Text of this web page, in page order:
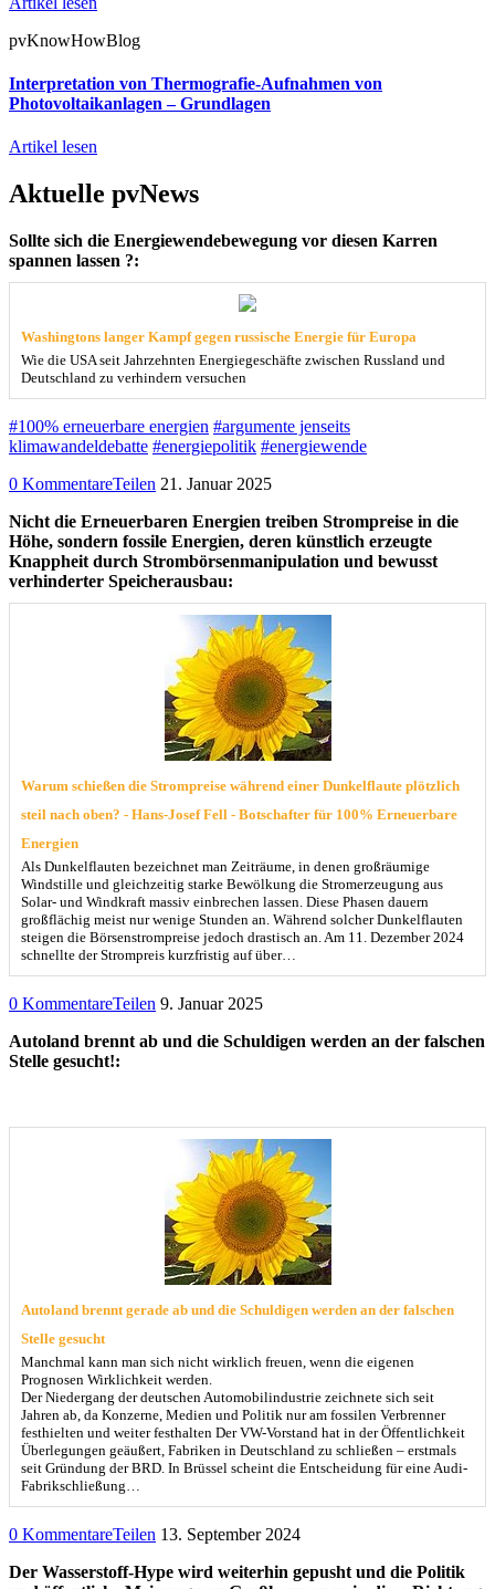
pvKnowHowBlog
Interpretation von Thermografie-Aufnahmen von
Photovoltaikanlagen – Grundlagen
Artikel lesen
Aktuelle pvNews
Sollte sich die Energiewendebewegung vor diesen Karren
spannen lassen ?:
Washingtons langer Kampf gegen russische Energie für Europa
Wie die USA seit Jahrzehnten Energiegeschäfte zwischen Russland und
Deutschland zu verhindern versuchen
#100% erneuerbare energien #argumente jenseits
klimawandeldebatte #energiepolitik #energiewende
0 KommentareTeilen 21. Januar 2025
Nicht die Erneuerbaren Energien treiben Strompreise in die
Höhe, sondern fossile Energien, deren künstlich erzeugte
Knappheit durch Strombörsenmanipulation und bewusst
verhinderter Speicherausbau:
Warum schießen die Strompreise während einer Dunkelflaute plötzlich
steil nach oben? - Hans-Josef Fell - Botschafter für 100% Erneuerbare
Energien
Als Dunkelflauten bezeichnet man Zeiträume, in denen großräumige
Windstille und gleichzeitig starke Bewölkung die Stromerzeugung aus
Solar- und Windkraft massiv einbrechen lassen. Diese Phasen dauern
großflächig meist nur wenige Stunden an. Während solcher Dunkelflauten
steigen die Börsenstrompreise jedoch drastisch an. Am 11. Dezember 2024
schnellte der Strompreis kurzfristig auf über…
0 KommentareTeilen 9. Januar 2025
Autoland brennt ab und die Schuldigen werden an der falschen
Stelle gesucht!:
Autoland brennt gerade ab und die Schuldigen werden an der falschen
Stelle gesucht
Manchmal kann man sich nicht wirklich freuen, wenn die eigenen
Prognosen Wirklichkeit werden.
Der Niedergang der deutschen Automobilindustrie zeichnete sich seit
Jahren ab, da Konzerne, Medien und Politik nur am fossilen Verbrenner
festhielten und weiter festhalten Der VW-Vorstand hat in der Öffentlichkeit
Überlegungen geäußert, Fabriken in Deutschland zu schließen – erstmals
seit Gründung der BRD. In Brüssel scheint die Entscheidung für eine Audi-
Fabrikschließung…
0 KommentareTeilen 13. September 2024
Der Wasserstoff-Hype wird weiterhin gepusht und die Politik